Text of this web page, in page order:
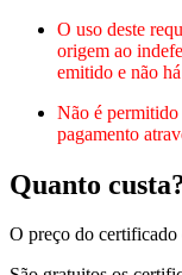
O uso deste
origem ao
emitido e não
Não é
pagamento
Quanto
O preço do certificado